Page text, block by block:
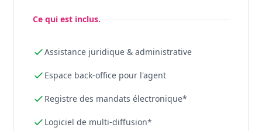
Ce qui est inclus.
Assistance juridique & administrative
Espace back-office pour l'agent
Registre des mandats électronique*
Logiciel de multi-diffusion*